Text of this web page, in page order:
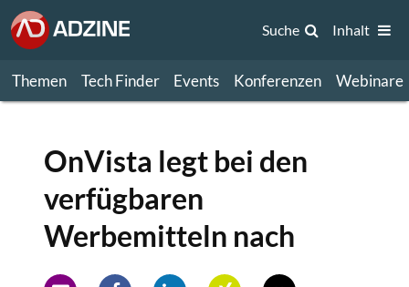
Themen Tech Finder Events Konferenzen Webinare
Suche Inhalt
OnVista legt bei den
verfügbaren
Werbemitteln nach